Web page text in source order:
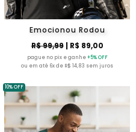
Emocionou Rodou
R$ 99,99| R$ 89,00
pague no pix e ganhe+5% OFF
ou em até 6x de R$ 14,83 sem juros
10% OFF